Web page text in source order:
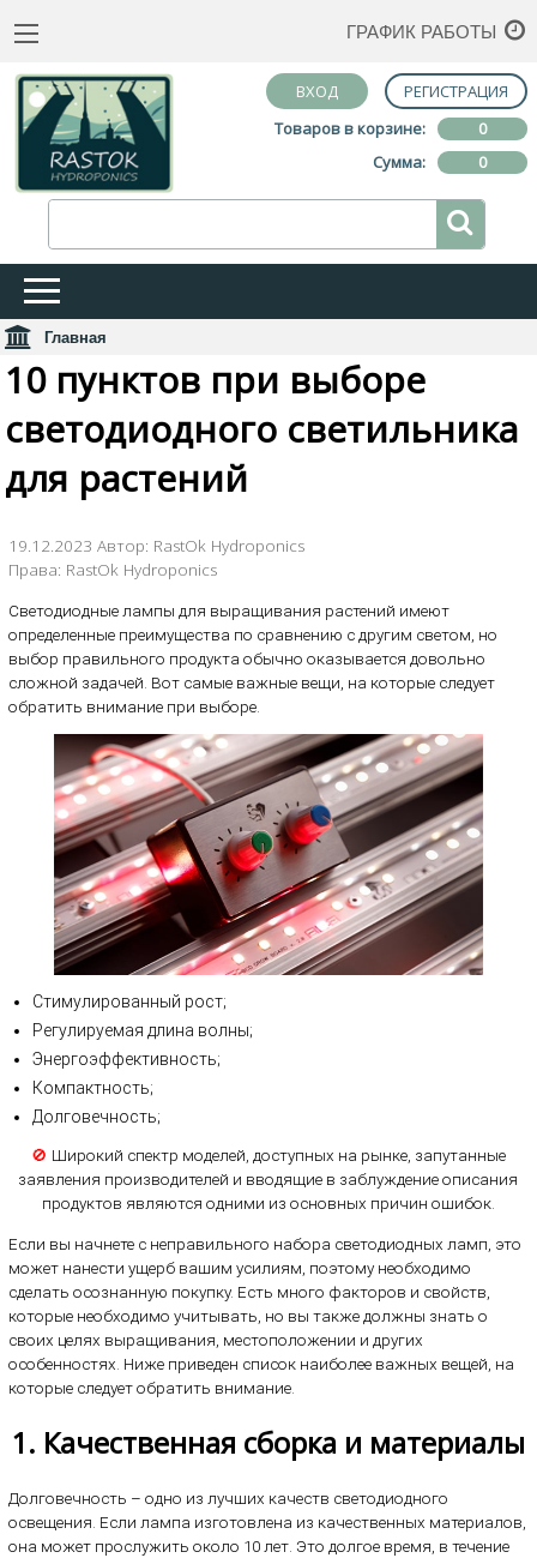
ГРАФИК РАБОТЫ
ВХОД
РЕГИСТРАЦИЯ
Товаров в корзине:
0
Сумма:
0
Главная
10 пунктов при выборе
светодиодного светильника
для растений
19.12.2023 Автор: RastOk Hydroponics
Права: RastOk Hydroponics
Светодиодные лампы для выращивания растений имеют
определенные преимущества по сравнению с другим светом, но
выбор правильного продукта обычно оказывается довольно
сложной задачей. Вот самые важные вещи, на которые следует
обратить внимание при выборе.
Стимулированный рост;
Регулируемая длина волны;
Энергоэффективность;
Компактность;
Долговечность;
🚫 Широкий спектр моделей, доступных на рынке, запутанные
заявления производителей и вводящие в заблуждение описания
продуктов являются одними из основных причин ошибок.
Если вы начнете с неправильного набора светодиодных ламп, это
может нанести ущерб вашим усилиям, поэтому необходимо
сделать осознанную покупку. Есть много факторов и свойств,
которые необходимо учитывать, но вы также должны знать о
своих целях выращивания, местоположении и других
особенностях. Ниже приведен список наиболее важных вещей, на
которые следует обратить внимание.
1. Качественная сборка и материалы
Долговечность – одно из лучших качеств светодиодного
освещения. Если лампа изготовлена из качественных материалов,
она может прослужить около 10 лет. Это долгое время, в течение